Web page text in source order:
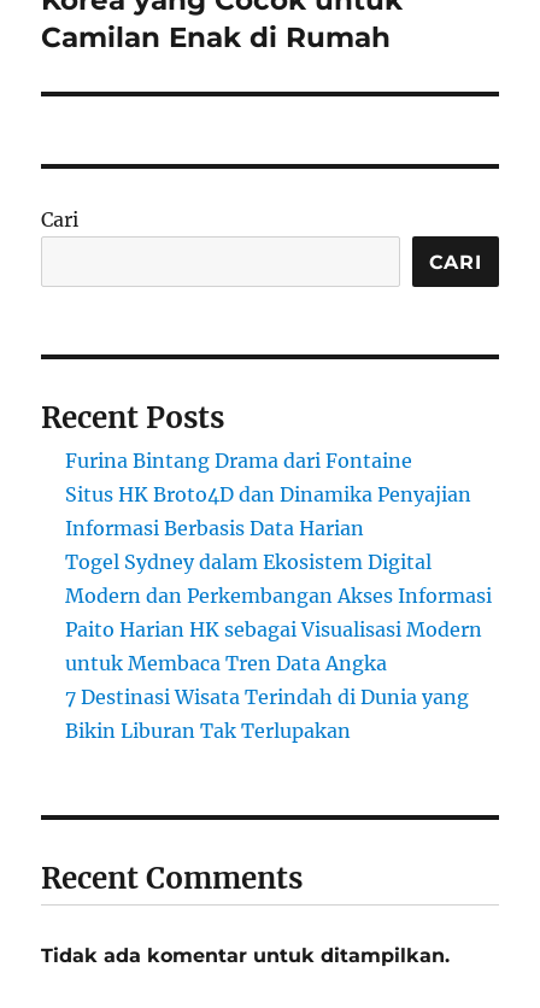
Camilan Enak di Rumah
Cari
CARI
Recent Posts
Furina Bintang Drama dari Fontaine
Situs HK Broto4D dan Dinamika Penyajian
Informasi Berbasis Data Harian
Togel Sydney dalam Ekosistem Digital
Modern dan Perkembangan Akses Informasi
Paito Harian HK sebagai Visualisasi Modern
untuk Membaca Tren Data Angka
7 Destinasi Wisata Terindah di Dunia yang
Bikin Liburan Tak Terlupakan
Recent Comments
Tidak ada komentar untuk ditampilkan.